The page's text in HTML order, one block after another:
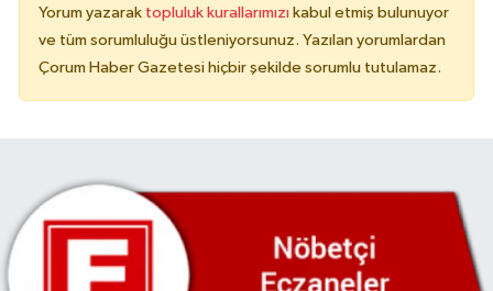
Yorum yazarak topluluk kurallarımızı kabul etmiş bulunuyor
ve tüm sorumluluğu üstleniyorsunuz. Yazılan yorumlardan
Çorum Haber Gazetesi hiçbir şekilde sorumlu tutulamaz.